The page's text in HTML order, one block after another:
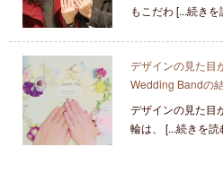
もこだわ [...続きを
デザインの見た目
Wedding Bandの
デザインの見た目
輪は、 [...続きを読